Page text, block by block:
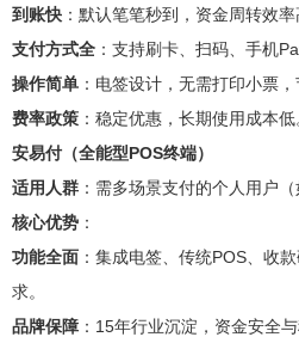
到账快 ：默认笔笔秒到，资金周转效率
支付方式全 ：支持刷卡、扫码、手机
操作简单 ：电签设计，无需打印小票，
费率政策 ：稳定优惠，长期使用成本低
安易付（全能型POS终端）
适用人群 ：需多场景支付的个人用户
核心优势 ：
功能全面 ：集成电签、传统POS、收
求。
品牌保障 ：15年行业沉淀，资金安全